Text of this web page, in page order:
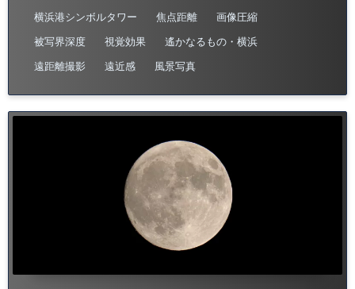
横浜港シンボルタワー
焦点距離
画像圧縮
被写界深度
視覚効果​
遙かなるもの・横浜
遠距離撮影
遠近感 風景写真